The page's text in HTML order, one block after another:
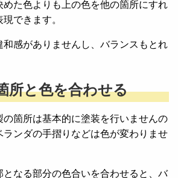
た色よりも上の色を他の箇所にすれ
できます。
和感がありませんし、バランスもとれ
所と色を合わせる
の箇所は基本的に塗装を行いませんの
ランダの手摺りなどは色が変わりませ
となる部分の色合いを合わせると、バ